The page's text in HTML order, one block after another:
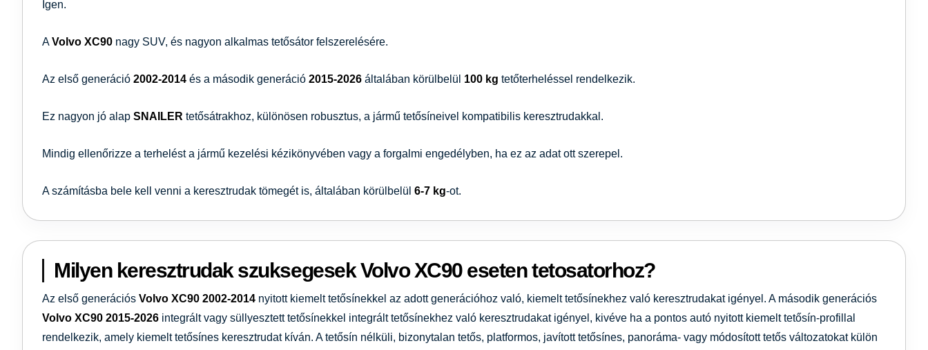
Igen.
AVolvo XC90 nagy SUV, és nagyon alkalmas tetősátor felszerelésére.
Az első generáció 2002-2014 és a második generáció 2015-2026 általában körülbelül 100 kg tetőterheléssel rendelkezik.
Ez nagyon jó alap SNAILER tetősátrakhoz, különösen robusztus, a jármű tetősíneivel kompatibilis keresztrudakkal.
Mindig ellenőrizze a terhelést a jármű kezelési kézikönyvében vagy a forgalmi engedélyben, ha ez az adat ott szerepel.
A számításba bele kell venni a keresztrudak tömegét is, általában körülbelül 6-7 kg-ot.
Milyen keresztrudak szuksegesek Volvo XC90 eseten tetosatorhoz?
Az első generációs Volvo XC90 2002-2014 nyitott kiemelt tetősínekkel az adott generációhoz való, kiemelt tetősínekhez való keresztrudakat igényel. A második generációs
Volvo XC90 2015-2026 integrált vagy süllyesztett tetősínekkel integrált tetősínekhez való keresztrudakat igényel, kivéve ha a pontos autó nyitott kiemelt tetősín-profillal
rendelkezik, amely kiemelt tetősínes keresztrudat kíván. A tetősín nélküli, bizonytalan tetős, platformos, javított tetősínes, panoráma- vagy módosított tetős változatokat külön